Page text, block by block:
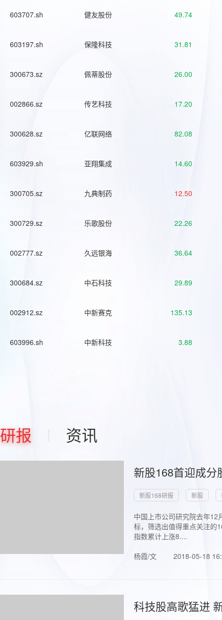
603707.sh 健友股份 49.74
603197.sh 保隆科技 31.81
300673.sz 佩蒂股份 26.00
002866.sz 传艺科技 17.20
300628.sz 亿联网络 82.08
603929.sh 亚翔集成 14.60
300705.sz 九典制药 12.50
300729.sz 乐歌股份 22.26
002777.sz 久远银海 36.64
300684.sz 中石科技 29.89
002912.sz 中新赛克 135.13
603996.sh 中新科技 3.88
研报 资讯
新股168首迎成
新股168研报 新股
中国上市公司研究院去年
标，筛选出值得重点关注的
指数累计上涨8....
杨霞/文
2018-05-18
科技股高歌猛进